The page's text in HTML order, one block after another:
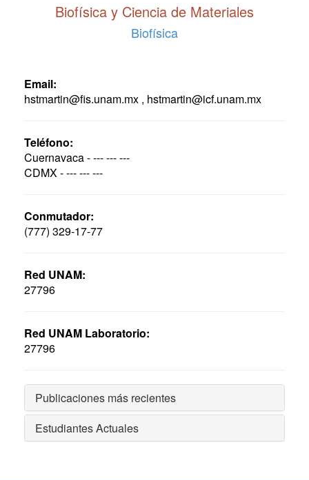
Biofísica y Ciencia de Materiales
Biofísica
Email:
hstmartin@fis.unam.mx , hstmartin@icf.unam.mx
Teléfono:
Cuernavaca - --- --- ---
CDMX - --- --- ---
Conmutador:
(777) 329-17-77
Red UNAM:
27796
Red UNAM Laboratorio:
27796
Publicaciones más recientes
Estudiantes Actuales